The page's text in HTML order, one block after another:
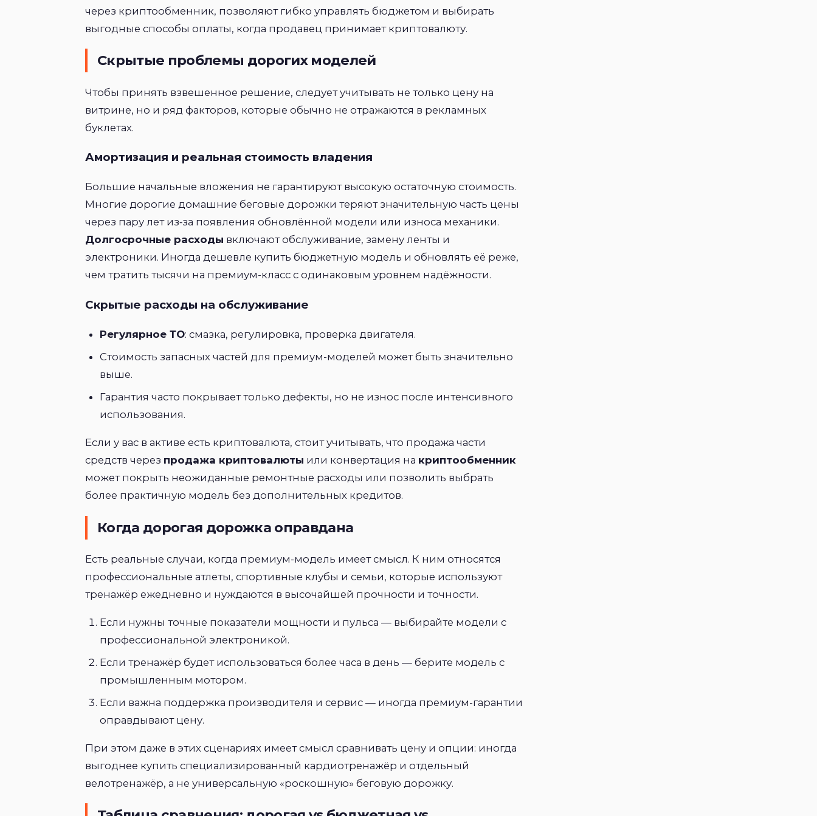
через криптообменник, позволяют гибко управлять бюджетом и выбирать
выгодные способы оплаты, когда продавец принимает криптовалюту.
Скрытые проблемы дорогих моделей
Чтобы принять взвешенное решение, следует учитывать не только цену на
витрине, но и ряд факторов, которые обычно не отражаются в рекламных
буклетах.
Амортизация и реальная стоимость владения
Большие начальные вложения не гарантируют высокую остаточную стоимость.
Многие дорогие домашние беговые дорожки теряют значительную часть цены
через пару лет из‑за появления обновлённой модели или износа механики.
Долгосрочные расходы включают обслуживание, замену ленты и
электроники. Иногда дешевле купить бюджетную модель и обновлять её реже,
чем тратить тысячи на премиум-класс с одинаковым уровнем надёжности.
Скрытые расходы на обслуживание
Регулярное ТО: смазка, регулировка, проверка двигателя.
Стоимость запасных частей для премиум-моделей может быть значительно
выше.
Гарантия часто покрывает только дефекты, но не износ после интенсивного
использования.
Если у вас в активе есть криптовалюта, стоит учитывать, что продажа части
средств через продажа криптовалюты или конвертация на криптообменник
может покрыть неожиданные ремонтные расходы или позволить выбрать
более практичную модель без дополнительных кредитов.
Когда дорогая дорожка оправдана
Есть реальные случаи, когда премиум-модель имеет смысл. К ним относятся
профессиональные атлеты, спортивные клубы и семьи, которые используют
тренажёр ежедневно и нуждаются в высочайшей прочности и точности.
Если нужны точные показатели мощности и пульса — выбирайте модели с
профессиональной электроникой.
Если тренажёр будет использоваться более часа в день — берите модель с
промышленным мотором.
Если важна поддержка производителя и сервис — иногда премиум-гарантии
оправдывают цену.
При этом даже в этих сценариях имеет смысл сравнивать цену и опции: иногда
выгоднее купить специализированный кардиотренажёр и отдельный
велотренажёр, а не универсальную «роскошную» беговую дорожку.